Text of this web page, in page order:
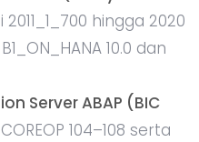
2011_1_700 hingga 2020
B1_ON_HANA 10.0 dan
Server ABAP (BIC
104–108 serta